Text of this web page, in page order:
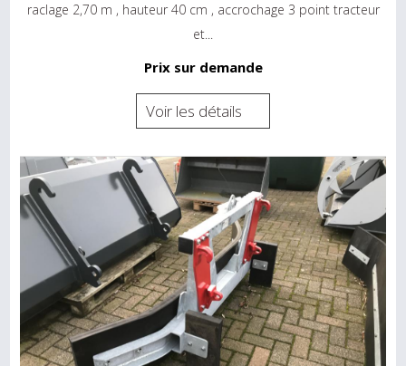
raclage 2,70 m , hauteur 40 cm , accrochage 3 point tracteur
et...
Prix sur demande
Voir les détails